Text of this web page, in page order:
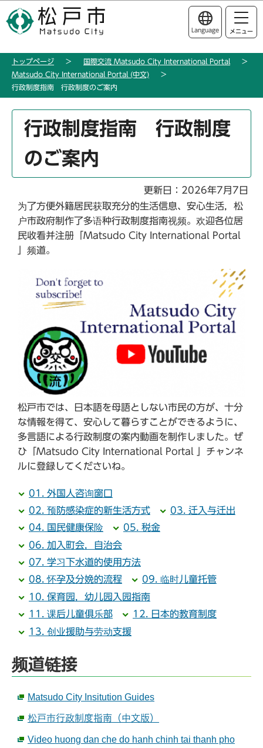
の
ー
このページの本文へ移動
Language メニュー
トップページ
国際交流 Matsudo City International Portal
Matsudo City International Portal (中文)
行政制度指南 行政制度のご案内
か
行政制度指南 行政制度
のご案内
更新日：2026年7月7日
为了方便外籍居民获取充分的生活信息、安心生活，松
户市政府制作了多语种行政制度指南视频。欢迎各位居
民收看并注册「Matsudo City International Portal
」频道。
松戸市では、日本語を母語としない市民の方が、十分
な情報を得て、安心して暮らすことができるように、
多言語による行政制度の案内動画を制作しました。ぜ
ひ「Matsudo City International Portal 」チャンネ
ルに登録してくださいね。
01. 外国人咨询窗口
02. 预防感染症的新生活方式
03. 迁入与迁出
04. 国民健康保险
05. 税金
06. 加入町会，自治会
07. 学习下水道的使用方法
08. 怀孕及分娩的流程
09. 临时儿童托管
10. 保育园，幼儿园入园指南
11. 课后儿童俱乐部
12. 日本的教育制度
13. 创业援助与劳动支援
频道链接
Matsudo City Insitution Guides
松戸市行政制度指南（中文版）
Video huong dan che do hanh chinh tai thanh pho